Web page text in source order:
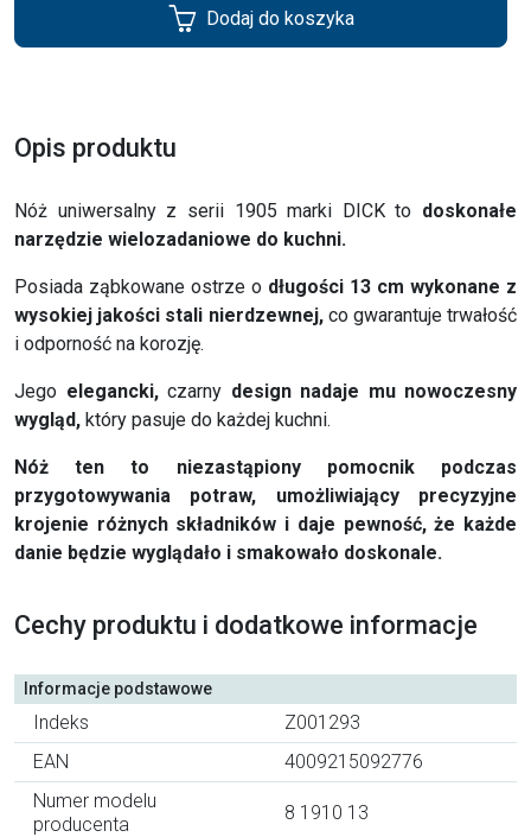
Dodaj do koszyka
Opis produktu
Nóż uniwersalny z serii 1905 marki DICK to doskonałe
narzędzie wielozadaniowe do kuchni.
Posiada ząbkowane ostrze o długości 13 cm wykonane z
wysokiej jakości stali nierdzewnej,co gwarantuje trwałość
i odporność na korozję.
Jego elegancki,czarny design nadaje mu nowoczesny
wygląd, który pasuje do każdej kuchni.
Nóż ten to niezastąpiony pomocnik podczas
przygotowywania potraw, umożliwiający precyzyjne
krojenie różnych składników i daje pewność, że każde
danie będzie wyglądało i smakowało doskonale.
Cechy produktu i dodatkowe informacje
Informacje podstawowe
Indeks
Z001293
EAN
4009215092776
Numer modelu
producenta
8 1910 13